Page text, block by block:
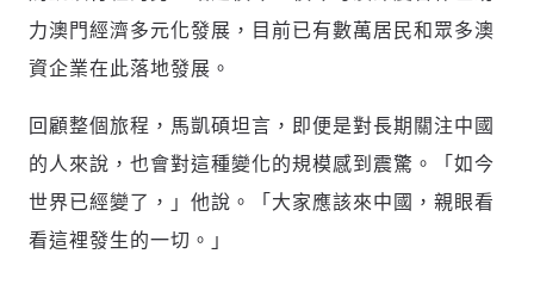
力澳門經濟多元化發展，目前已有數萬居民和眾多澳
資企業在此落地發展。
回顧整個旅程，馬凱碩坦言，即便是對長期關注中國
的人來說，也會對這種變化的規模感到震驚。「如今
世界已經變了，」他說。「大家應該來中國，親眼看
看這裡發生的一切。」